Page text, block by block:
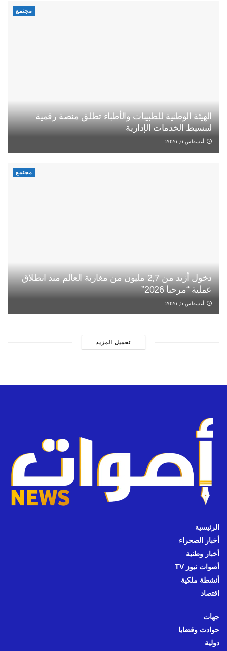
مجتمع
الهيئة الوطنية للطبيبات والأطباء تطلق منصة رقمية
لتبسيط الخدمات الإدارية
أغسطس 6, 2026
مجتمع
دخول أزيد من 2,7 مليون من مغاربة العالم منذ انطلاق
عملية “مرحبا 2026”
أغسطس 5, 2026
تحميل المزيد
الرئيسية
أخبار الصحراء
أخبار وطنية
أصوات نيوز TV
أنشطة ملكية
اقتصاد
جهات
حوادث وقضايا
دولية